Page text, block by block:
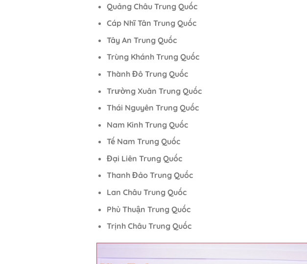
Quảng Châu Trung Quốc
Cáp Nhĩ Tân Trung Quốc
Tây An Trung Quốc
Trùng Khánh Trung Quốc
Thành Đô Trung Quốc
Trường Xuân Trung Quốc
Thái Nguyên Trung Quốc
Nam Kinh Trung Quốc
Tế Nam Trung Quốc
Đại Liên Trung Quốc
Thanh Đảo Trung Quốc
Lan Châu Trung Quốc
Phủ Thuận Trung Quốc
Trịnh Châu Trung Quốc